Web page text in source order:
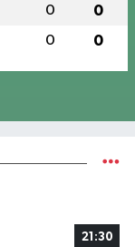
0 0
0 0
21:30